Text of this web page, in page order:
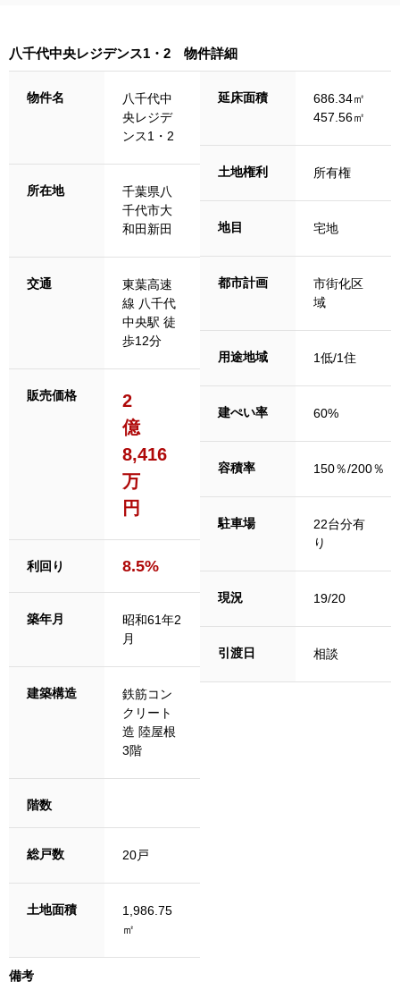
八千代中央レジデンス1・2 物件詳細
物件名
八千代中
央レジデ
ンス1・2
所在地
千葉県八
千代市大
和田新田
交通
東葉高速
線 八千代
中央駅 徒
歩12分
販売価格
2
億
8,416
万
円
利回り 8.5%
築年月
昭和61年2
月
建築構造
鉄筋コン
クリート
造 陸屋根
3階
階数
総戸数 20戸
土地面積
1,986.75
㎡
延床面積
686.34㎡
457.56㎡
土地権利 所有権
地目 宅地
都市計画
市街化区
域
用途地域 1低/1住
建ぺい率 60%
容積率 150％/200％
駐車場
22台分有
り
現況 19/20
引渡日 相談
備考